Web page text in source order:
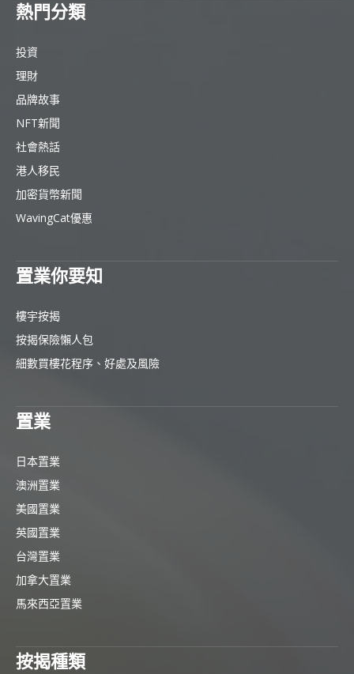
熱門分類
投資
理財
品牌故事
NFT新聞
社會熱話
港人移民
加密貨幣新聞
WavingCat優惠
置業你要知
樓宇按揭
按揭保險懶人包
細數買樓花程序、好處及風險
置業
日本置業
澳洲置業
美國置業
英國置業
台灣置業
加拿大置業
馬來西亞置業
按揭種類